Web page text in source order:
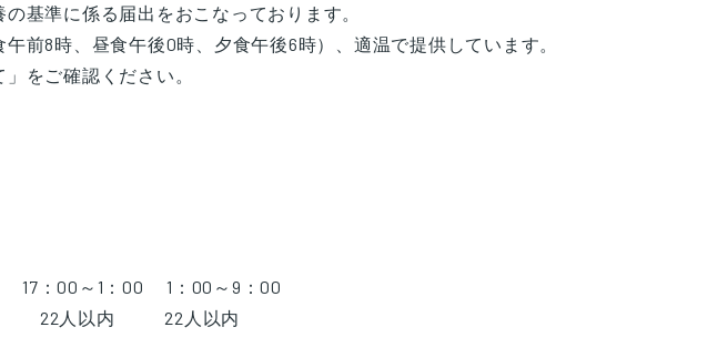
基準に係る届出をおこなっております。
前8時、昼食午後0時、夕食午後6時）、適温で提供しています。
をご確認ください。
～1：00 1：00～9：00
内 22人以内 22人以内